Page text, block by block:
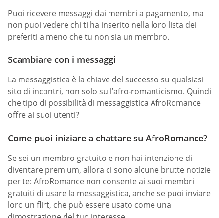
Puoi ricevere messaggi dai membri a pagamento, ma
non puoi vedere chi ti ha inserito nella loro lista dei
preferiti a meno che tu non sia un membro.
Scambiare con i messaggi
La messaggistica è la chiave del successo su qualsiasi
sito di incontri, non solo sull’afro-romanticismo. Quindi
che tipo di possibilità di messaggistica AfroRomance
offre ai suoi utenti?
Come puoi iniziare a chattare su AfroRomance?
Se sei un membro gratuito e non hai intenzione di
diventare premium, allora ci sono alcune brutte notizie
per te: AfroRomance non consente ai suoi membri
gratuiti di usare la messaggistica, anche se puoi inviare
loro un flirt, che può essere usato come una